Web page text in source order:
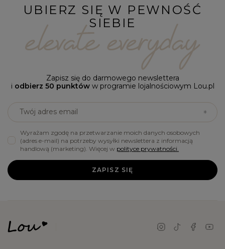
UBIERZ SIĘ W PEWNOŚĆ
SIEBIE
Zapisz się do darmowego newslettera
i odbierz 50 punktóww programie lojalnościowym Lou.pl
Twój adres email
Wyrażam zgodę na przetwarzanie moich danych osobowych
(adres e-mail) na potrzeby wysyłki newslettera z informacją
handlową (marketing). Więcej w polityce prywatności.
ZAPISZ SIĘ